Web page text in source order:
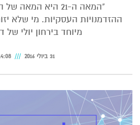
"המאה ה-21 היא
ההזדמנויות העסקיות. מי שלא
מיוחד בירחון יולי
31 ביולי 2016